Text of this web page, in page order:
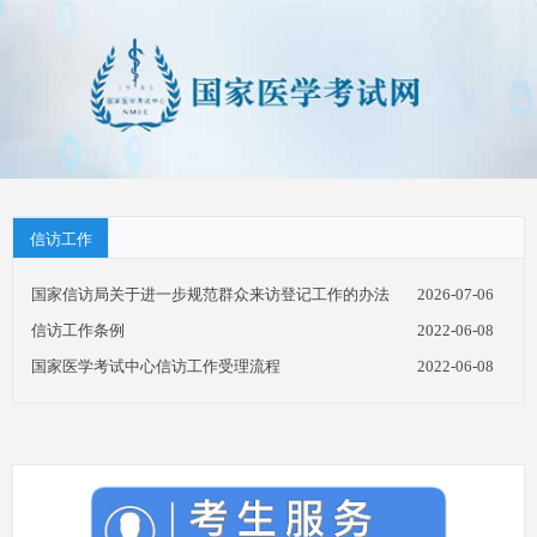
信访工作
国家信访局关于进一步规范群众来访登记工作的办法
2026-07-06
信访工作条例
2022-06-08
国家医学考试中心信访工作受理流程
2022-06-08